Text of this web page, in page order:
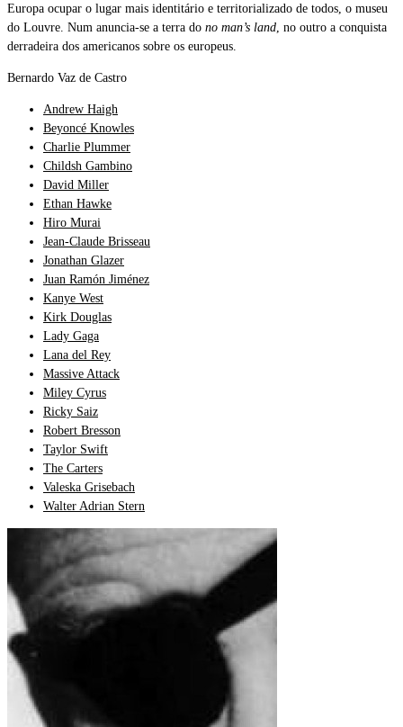
Europa ocupar o lugar mais identitário e territorializado de todos, o museu
do Louvre. Num anuncia-se a terra do no man’s land , no outro a conquista
derradeira dos americanos sobre os europeus.
Bernardo Vaz de Castro
Andrew Haigh
Beyoncé Knowles
Charlie Plummer
Childsh Gambino
David Miller
Ethan Hawke
Hiro Murai
Jean-Claude Brisseau
Jonathan Glazer
Juan Ramón Jiménez
Kanye West
Kirk Douglas
Lady Gaga
Lana del Rey
Massive Attack
Miley Cyrus
Ricky Saiz
Robert Bresson
Taylor Swift
The Carters
Valeska Grisebach
Walter Adrian Stern